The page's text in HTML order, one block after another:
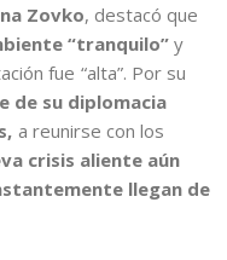
Zovko, destacó que
“tranquilo” y
fue “alta”. Por su
de su diplomacia
a reunirse con los
crisis aliente aún
llegan de